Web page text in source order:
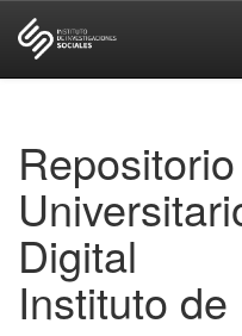
Repositorio
Digital
Instituto de